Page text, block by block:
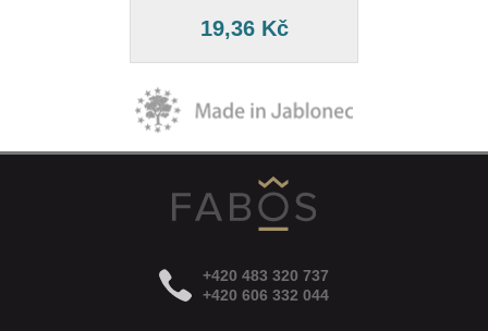
19,36 Kč
+420 483 320 737
+420 606 332 044